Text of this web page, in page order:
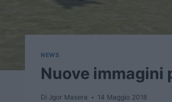
NEWS
Nuove immagini
Di Jgor Masera 14 Maggio 2018